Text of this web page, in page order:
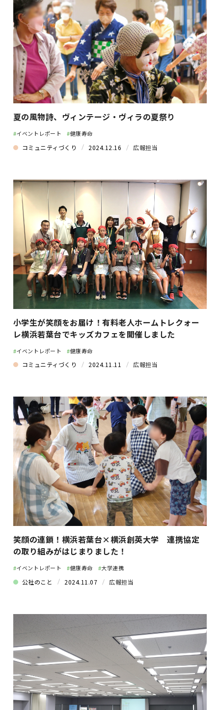
夏の風物詩、ヴィンテージ・ヴィラの夏祭り
#イベントレポート #健康寿命
コミュニティづくり 2024.12.16 広報担当
小学生が笑顔をお届け！有料老人ホームトレクォー
レ横浜若葉台でキッズカフェを開催しました
#イベントレポート #健康寿命
コミュニティづくり 2024.11.11 広報担当
笑顔の連鎖！横浜若葉台×横浜創英大学 連携協定
の取り組みがはじまりました！
#イベントレポート #健康寿命 #大学連携
公社のこと 2024.11.07 広報担当